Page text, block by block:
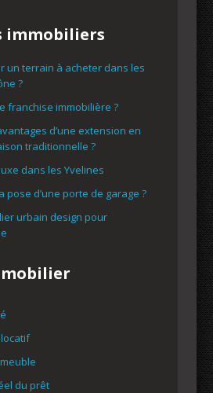
immobiliers
un terrain à acheter dans les
?
franchise immobilière ?
d’une extension en
traditionnelle ?
dans les Yvelines
pose d’une porte de garage ?
urbain design pour
du prêt